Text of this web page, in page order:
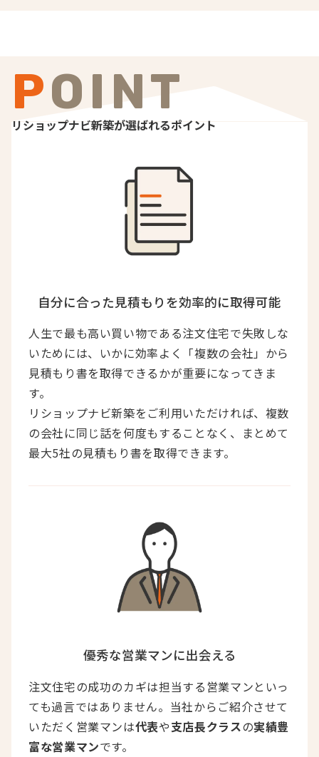
POINT
リショップナビ新築が選ばれるポイント
自分に合った見積もりを効率的に取得可能
人生で最も高い買い物である注文住宅で失敗しな
いためには、いかに効率よく「複数の会社」から
見積もり書を取得できるかが重要になってきま
す。
リショップナビ新築をご利用いただければ、複数
の会社に同じ話を何度もすることなく、まとめて
最大5社の見積もり書を取得できます。
優秀な営業マンに出会える
注文住宅の成功のカギは担当する営業マンといっ
ても過言ではありません。当社からご紹介させて
いただく営業マンは代表や支店長クラスの実績豊
富な営業マンです。